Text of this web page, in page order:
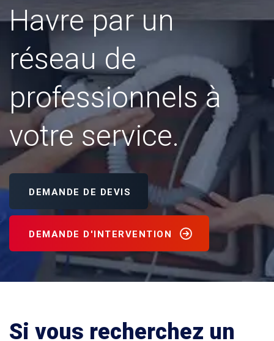
Havre par un
réseau de
professionnels à
votre service.
DEMANDE DE DEVIS
DEMANDE D'INTERVENTION
Si vous recherchez un